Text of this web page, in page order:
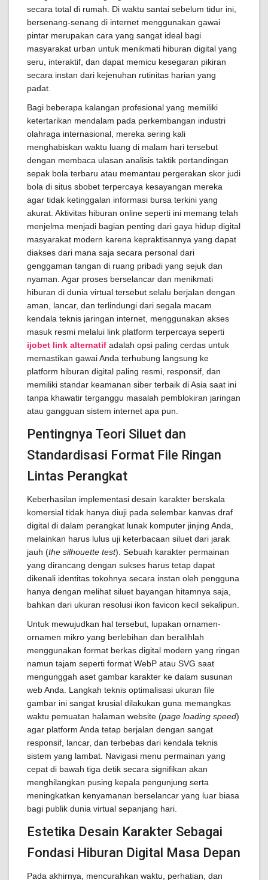
secara total di rumah. Di waktu santai sebelum tidur ini,
bersenang-senang di internet menggunakan gawai
pintar merupakan cara yang sangat ideal bagi
masyarakat urban untuk menikmati hiburan digital yang
seru, interaktif, dan dapat memicu kesegaran pikiran
secara instan dari kejenuhan rutinitas harian yang
padat.
Bagi beberapa kalangan profesional yang memiliki
ketertarikan mendalam pada perkembangan industri
olahraga internasional, mereka sering kali
menghabiskan waktu luang di malam hari tersebut
dengan membaca ulasan analisis taktik pertandingan
sepak bola terbaru atau memantau pergerakan skor judi
bola di situs sbobet terpercaya kesayangan mereka
agar tidak ketinggalan informasi bursa terkini yang
akurat. Aktivitas hiburan online seperti ini memang telah
menjelma menjadi bagian penting dari gaya hidup digital
masyarakat modern karena kepraktisannya yang dapat
diakses dari mana saja secara personal dari
genggaman tangan di ruang pribadi yang sejuk dan
nyaman. Agar proses berselancar dan menikmati
hiburan di dunia virtual tersebut selalu berjalan dengan
aman, lancar, dan terlindungi dari segala macam
kendala teknis jaringan internet, menggunakan akses
masuk resmi melalui link platform terpercaya seperti
ijobet link alternatif adalah opsi paling cerdas untuk
memastikan gawai Anda terhubung langsung ke
platform hiburan digital paling resmi, responsif, dan
memiliki standar keamanan siber terbaik di Asia saat ini
tanpa khawatir terganggu masalah pemblokiran jaringan
atau gangguan sistem internet apa pun.
Pentingnya Teori Siluet dan
Standardisasi Format File Ringan
Lintas Perangkat
Keberhasilan implementasi desain karakter berskala
komersial tidak hanya diuji pada selembar kanvas draf
digital di dalam perangkat lunak komputer jinjing Anda,
melainkan harus lulus uji keterbacaan siluet dari jarak
jauh (the silhouette test). Sebuah karakter permainan
yang dirancang dengan sukses harus tetap dapat
dikenali identitas tokohnya secara instan oleh pengguna
hanya dengan melihat siluet bayangan hitamnya saja,
bahkan dari ukuran resolusi ikon favicon kecil sekalipun.
Untuk mewujudkan hal tersebut, lupakan ornamen-
ornamen mikro yang berlebihan dan beralihlah
menggunakan format berkas digital modern yang ringan
namun tajam seperti format WebP atau SVG saat
mengunggah aset gambar karakter ke dalam susunan
web Anda. Langkah teknis optimalisasi ukuran file
gambar ini sangat krusial dilakukan guna memangkas
waktu pemuatan halaman website (page loading speed)
agar platform Anda tetap berjalan dengan sangat
responsif, lancar, dan terbebas dari kendala teknis
sistem yang lambat. Navigasi menu permainan yang
cepat di bawah tiga detik secara signifikan akan
menghilangkan pusing kepala pengunjung serta
meningkatkan kenyamanan berselancar yang luar biasa
bagi publik dunia virtual sepanjang hari.
Estetika Desain Karakter Sebagai
Fondasi Hiburan Digital Masa Depan
Pada akhirnya, mencurahkan waktu, perhatian, dan